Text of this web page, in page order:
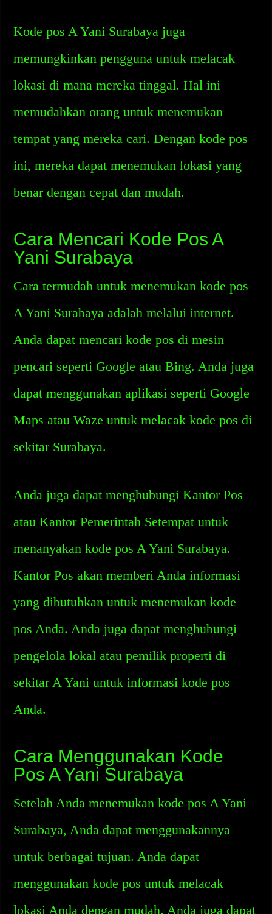
Kode pos A Yani Surabaya juga
memungkinkan pengguna untuk melacak
lokasi di mana mereka tinggal. Hal ini
memudahkan orang untuk menemukan
tempat yang mereka cari. Dengan kode pos
ini, mereka dapat menemukan lokasi yang
benar dengan cepat dan mudah.
Cara Mencari Kode Pos A
Yani Surabaya
Cara termudah untuk menemukan kode pos
A Yani Surabaya adalah melalui internet.
Anda dapat mencari kode pos di mesin
pencari seperti Google atau Bing. Anda juga
dapat menggunakan aplikasi seperti Google
Maps atau Waze untuk melacak kode pos di
sekitar Surabaya.
Anda juga dapat menghubungi Kantor Pos
atau Kantor Pemerintah Setempat untuk
menanyakan kode pos A Yani Surabaya.
Kantor Pos akan memberi Anda informasi
yang dibutuhkan untuk menemukan kode
pos Anda. Anda juga dapat menghubungi
pengelola lokal atau pemilik properti di
sekitar A Yani untuk informasi kode pos
Anda.
Cara Menggunakan Kode
Pos A Yani Surabaya
Setelah Anda menemukan kode pos A Yani
Surabaya, Anda dapat menggunakannya
untuk berbagai tujuan. Anda dapat
menggunakan kode pos untuk melacak
lokasi Anda dengan mudah. Anda juga dapat